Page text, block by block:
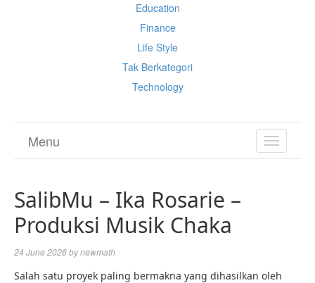
Education
Finance
Life Style
Tak Berkategori
Technology
TOGGLE
Menu
SalibMu – Ika Rosarie –
Produksi Musik Chaka
24 June 2026bynewmath
Salah satu proyek paling bermakna yang dihasilkan oleh